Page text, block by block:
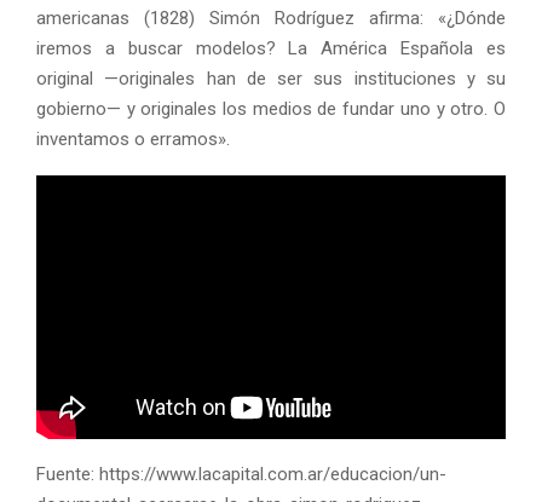
americanas (1828) Simón Rodríguez afirma: «¿Dónde
iremos a buscar modelos? La América Española es
original —originales han de ser sus instituciones y su
gobierno— y originales los medios de fundar uno y otro. O
inventamos o erramos».
Fuente: https://www.lacapital.com.ar/educacion/un-